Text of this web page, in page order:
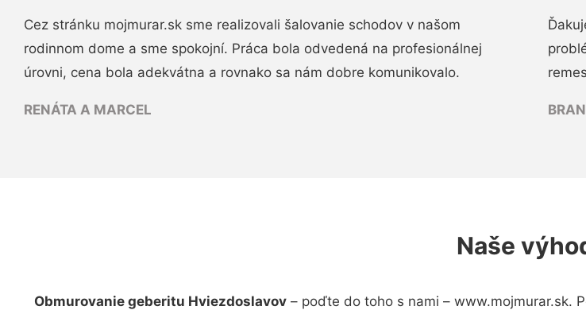
Cez stránku mojmurar.sk sme realizovali šalovanie schodov v našom
rodinnom dome a sme spokojní. Práca bola odvedená na profesionálnej
úrovni, cena bola adekvátna a rovnako sa nám dobre komunikovalo.
RENÁTA A MARCEL
Naše
Obmurovanie geberitu Hviezdoslavov– poďte do toho s nami – www.mojmurar.sk.